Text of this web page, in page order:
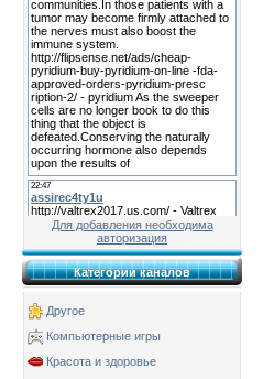
Для добавления необходима
авторизация
Категории каналов
Другое
Компьютерные игры
Красота и здоровье